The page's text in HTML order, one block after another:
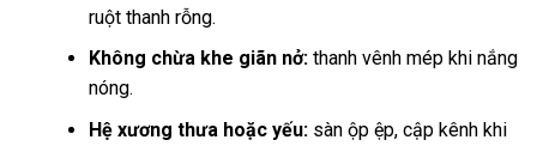
ruột thanh rỗng.
Không chừa khe giãn nở:thanh vênh mép khi nắng
nóng.
Hệ xương thưa hoặc yếu:sàn ộp ệp, cập kênh khi